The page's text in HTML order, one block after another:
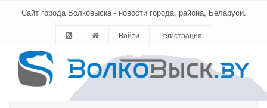
Сайт города Волковыска - новости города, района, Беларуси.
Войти Регистрация